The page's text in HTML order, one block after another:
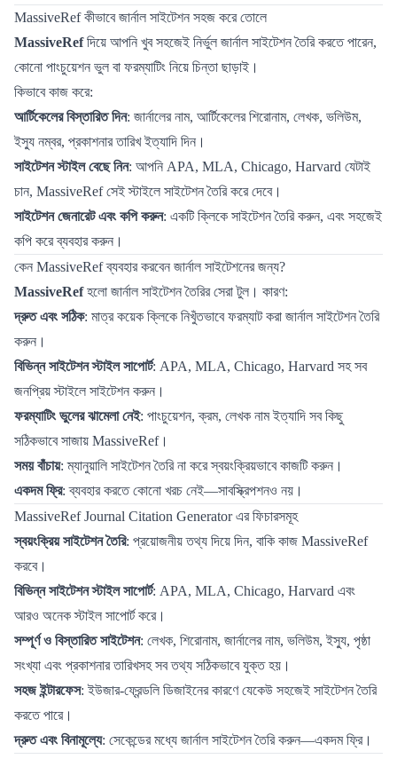
MassiveRef কীভাবে জার্নাল সাইটেশন সহজ করে তোলে
MassiveRefদিয়ে আপনি খুব সহজেই নির্ভুল জার্নাল সাইটেশন তৈরি করতে পারেন,
কোনো পাংচুয়েশন ভুল বা ফরম্যাটিং নিয়ে চিন্তা ছাড়াই।
কিভাবে কাজ করে:
আর্টিকেলের বিস্তারিত দিন: জার্নালের নাম, আর্টিকেলের শিরোনাম, লেখক, ভলিউম,
ইস্যু নম্বর, প্রকাশনার তারিখ ইত্যাদি দিন।
সাইটেশন স্টাইল বেছে নিন: আপনি APA, MLA, Chicago, Harvard যেটাই
চান, MassiveRef সেই স্টাইলে সাইটেশন তৈরি করে দেবে।
সাইটেশন জেনারেট এবং কপি করুন: একটি ক্লিকে সাইটেশন তৈরি করুন, এবং সহজেই
কপি করে ব্যবহার করুন।
কেন MassiveRef ব্যবহার করবেন জার্নাল সাইটেশনের জন্য?
MassiveRefহলো জার্নাল সাইটেশন তৈরির সেরা টুল। কারণ:
দ্রুত এবং সঠিক: মাত্র কয়েক ক্লিকে নিখুঁতভাবে ফরম্যাট করা জার্নাল সাইটেশন তৈরি
করুন।
বিভিন্ন সাইটেশন স্টাইল সাপোর্ট: APA, MLA, Chicago, Harvard সহ সব
জনপ্রিয় স্টাইলে সাইটেশন করুন।
ফরম্যাটিং ভুলের ঝামেলা নেই: পাংচুয়েশন, ক্রম, লেখক নাম ইত্যাদি সব কিছু
সঠিকভাবে সাজায় MassiveRef।
সময় বাঁচায়: ম্যানুয়ালি সাইটেশন তৈরি না করে স্বয়ংক্রিয়ভাবে কাজটি করুন।
একদম ফ্রি: ব্যবহার করতে কোনো খরচ নেই—সাবস্ক্রিপশনও নয়।
MassiveRef Journal Citation Generator এর ফিচারসমূহ
স্বয়ংক্রিয় সাইটেশন তৈরি: প্রয়োজনীয় তথ্য দিয়ে দিন, বাকি কাজ MassiveRef
করবে।
বিভিন্ন সাইটেশন স্টাইল সাপোর্ট: APA, MLA, Chicago, Harvard এবং
আরও অনেক স্টাইল সাপোর্ট করে।
সম্পূর্ণ ও বিস্তারিত সাইটেশন: লেখক, শিরোনাম, জার্নালের নাম, ভলিউম, ইস্যু, পৃষ্ঠা
সংখ্যা এবং প্রকাশনার তারিখসহ সব তথ্য সঠিকভাবে যুক্ত হয়।
সহজ ইন্টারফেস: ইউজার-ফ্রেন্ডলি ডিজাইনের কারণে যেকেউ সহজেই সাইটেশন তৈরি
করতে পারে।
দ্রুত এবং বিনামূল্যে: সেকেন্ডের মধ্যে জার্নাল সাইটেশন তৈরি করুন—একদম ফ্রি।